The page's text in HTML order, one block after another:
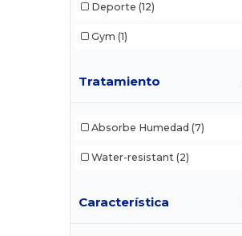
Deporte (12)
Gym (1)
Tratamiento
Absorbe Humedad (7)
Water-resistant (2)
Característica